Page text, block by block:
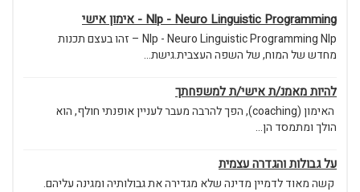
Nlp - Neuro Linguistic Programming - אימון אישי
Nlp - Neuro Linguistic Programming Nlp – זהו בעצם תכנות
מחדש של המוח, של השפה העצבית.גישת...
להיות מאמנ/ת אישי/ת למשפחתך
האימון (coaching), הפך להרבה מעבר לעניין אופנתי חולף, הוא
הולך ומתמסד הן...
על גבולות והגדרה עצמית
קשה מאוד לדמיין מדינה שלא מגדירה את גבולותיה ומגינה עליהם.